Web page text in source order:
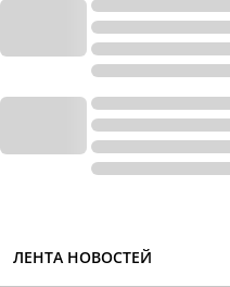
ЛЕНТА НОВОСТЕЙ